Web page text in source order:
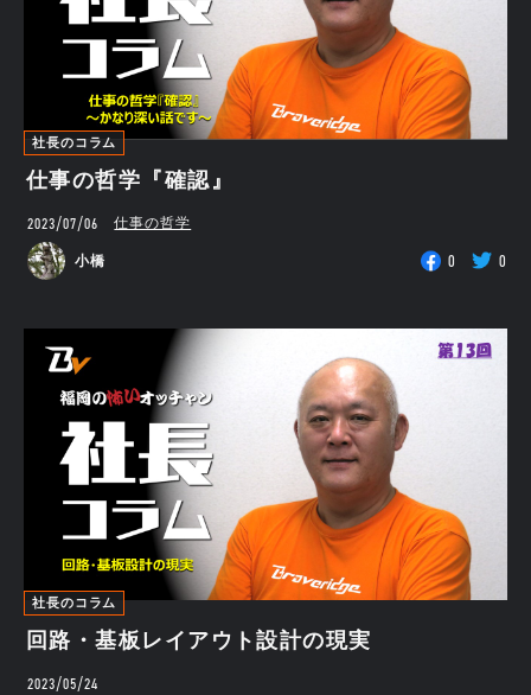
社長のコラム
仕事の哲学『確認』
2023/07/06 仕事の哲学
小橋 0 0
社長のコラム
回路・基板レイアウト設計の現実
2023/05/24